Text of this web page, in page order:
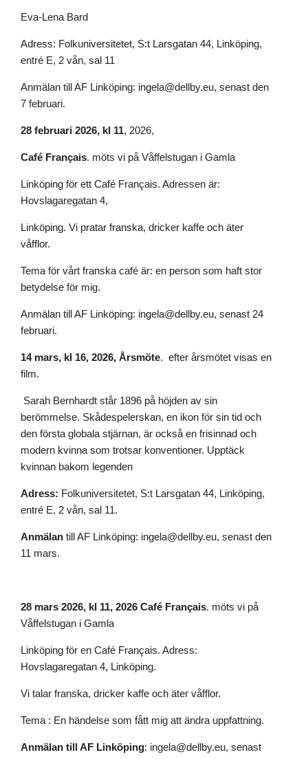
Eva-Lena Bard
Adress: Folkuniversitetet, S:t Larsgatan 44, Linköping,
entré E, 2 vån, sal 11
Anmälan till AF Linköping: ingela@dellby.eu, senast den
7 februari.
28 februari 2026, kl 11, 2026,
Café Français. möts vi på Våffelstugan i Gamla
Linköping för ett Café Français. Adressen är:
Hovslagaregatan 4,
Linköping. Vi pratar franska, dricker kaffe och äter
våfflor.
Tema för vårt franska café är: en person som haft stor
betydelse för mig.
Anmälan till AF Linköping: ingela@dellby.eu, senast 24
februari.
14 mars, kl 16, 2026, Årsmöte. efter årsmötet visas en
film.
Sarah Bernhardt står 1896 på höjden av sin
berömmelse. Skådespelerskan, en ikon för sin tid och
den första globala stjärnan, är också en frisinnad och
modern kvinna som trotsar konventioner. Upptäck
kvinnan bakom legenden
Adress: Folkuniversitetet, S:t Larsgatan 44, Linköping,
entré E, 2 vån, sal 11.
Anmälan till AF Linköping: ingela@dellby.eu, senast den
11 mars.
28 mars 2026, kl 11, 2026 Café Français. möts vi på
Våffelstugan i Gamla
Linköping för en Café Français. Adress:
Hovslagaregatan 4, Linköping.
Vi talar franska, dricker kaffe och äter våfflor.
Tema : En händelse som fått mig att ändra uppfattning.
Anmälan till AF Linköping: ingela@dellby.eu, senast